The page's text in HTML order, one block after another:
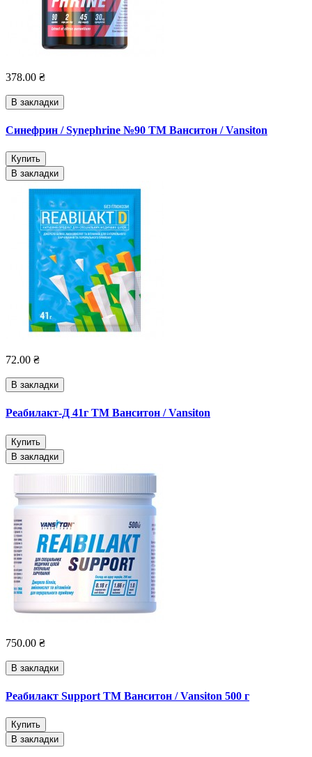
378.00 ₴
В закладки
Синефрин / Synephrine №90 ТМ Ванситон / Vansiton
Купить
В закладки
72.00 ₴
В закладки
Реабилакт-Д 41г ТМ Ванситон / Vansiton
Купить
В закладки
750.00 ₴
В закладки
Реабилакт Support ТМ Ванситон / Vansiton 500 г
Купить
В закладки